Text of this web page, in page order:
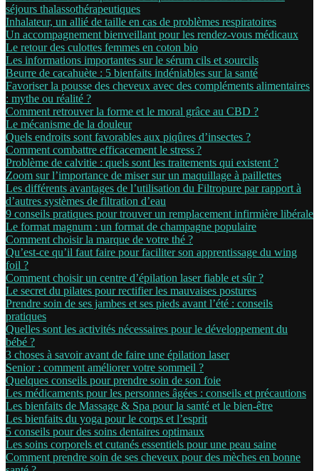
séjours thalassothérapeutiques
Inhalateur, un allié de taille en cas de problèmes respiratoires
Un accompagnement bienveillant pour les rendez-vous médicaux
Le retour des culottes femmes en coton bio
Les informations importantes sur le sérum cils et sourcils
Beurre de cacahuète : 5 bienfaits indéniables sur la santé
Favoriser la pousse des cheveux avec des compléments alimentaires
: mythe ou réalité ?
Comment retrouver la forme et le moral grâce au CBD ?
Le mécanisme de la douleur
Quels endroits sont favorables aux piqûres d’insectes ?
Comment combattre efficacement le stress ?
Problème de calvitie : quels sont les traitements qui existent ?
Zoom sur l’importance de miser sur un maquillage à paillettes
Les différents avantages de l’utilisation du Filtropure par rapport à
d’autres systèmes de filtration d’eau
9 conseils pratiques pour trouver un remplacement infirmière libérale
Le format magnum : un format de champagne populaire
Comment choisir la marque de votre thé ?
Qu’est-ce qu’il faut faire pour faciliter son apprentissage du wing
foil ?
Comment choisir un centre d’épilation laser fiable et sûr ?
Le secret du pilates pour rectifier les mauvaises postures
Prendre soin de ses jambes et ses pieds avant l’été : conseils
pratiques
Quelles sont les activités nécessaires pour le développement du
bébé ?
3 choses à savoir avant de faire une épilation laser
Senior : comment améliorer votre sommeil ?
Quelques conseils pour prendre soin de son foie
Les médicaments pour les personnes âgées : conseils et précautions
Les bienfaits de Massage & Spa pour la santé et le bien-être
Les bienfaits du yoga pour le corps et l’esprit
5 conseils pour des soins dentaires optimaux
Les soins corporels et cutanés essentiels pour une peau saine
Comment prendre soin de ses cheveux pour des mèches en bonne